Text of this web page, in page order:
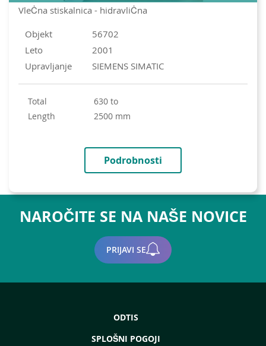
VleĊna stiskalnica - hidravliĊna
Objekt
56702
Leto
2001
Upravljanje
SIEMENS SIMATIC
Total
630 to
length
2500 mm
Podrobnosti
NAROČITE SE NA NAŠE NOVICE
PRIJAVI SE
ODTIS
SPLOŠNI POGOJI